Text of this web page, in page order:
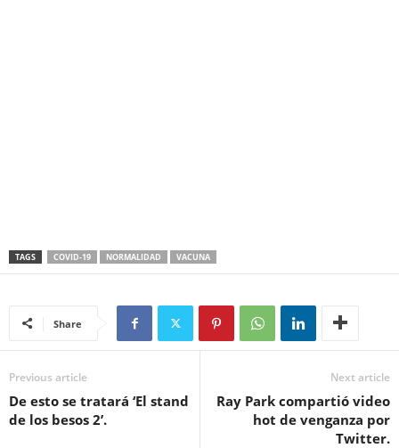
TAGS COVID-19 NORMALIDAD VACUNA
Share
Previous article
De esto se tratará ‘El stand
de los besos 2’.
Next article
Ray Park compartió video
hot de venganza por
Twitter.